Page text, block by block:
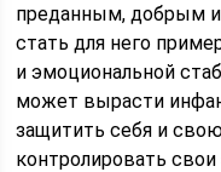
преданным, добрым
стать для него
и эмоциональной
может вырасти
защитить себя и
контролировать